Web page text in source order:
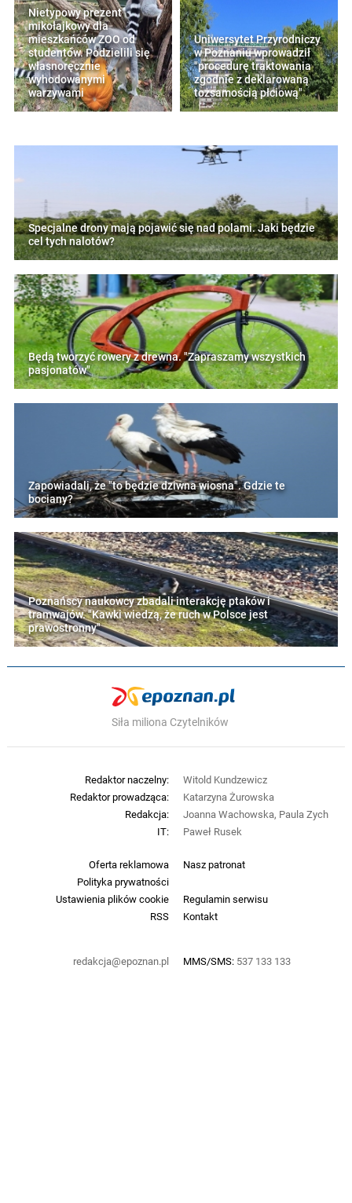
Nietypowy prezent
mikołajkowy dla
mieszkańców ZOO od
studentów. Podzielili się
własnoręcznie
wyhodowanymi
warzywami
Uniwersytet Przyrodniczy
w Poznaniu wprowadził
"procedurę traktowania
zgodnie z deklarowaną
tożsamością płciową"
Specjalne drony mają pojawić się nad polami. Jaki będzie
cel tych nalotów?
Będą tworzyć rowery z drewna. "Zapraszamy wszystkich
pasjonatów"
Zapowiadali, że "to będzie dziwna wiosna". Gdzie te
bociany?
Poznańscy naukowcy zbadali interakcję ptaków i
tramwajów. "Kawki wiedzą, że ruch w Polsce jest
prawostronny"
Siła miliona Czytelników
Oferta reklamowa
Nasz patronat
Polityka prywatności
Ustawienia plików cookie
Regulamin serwisu
RSS
Kontakt
redakcja@epoznan.pl MMS/SMS: 537 133 133
Redaktor naczelny:
Witold Kundzewicz
Redaktor prowadząca:
Katarzyna Żurowska
Redakcja:
Joanna Wachowska, Paula Zych
IT:
Paweł Rusek